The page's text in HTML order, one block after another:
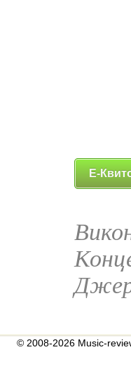
Е-
© 2008-2026 Music-